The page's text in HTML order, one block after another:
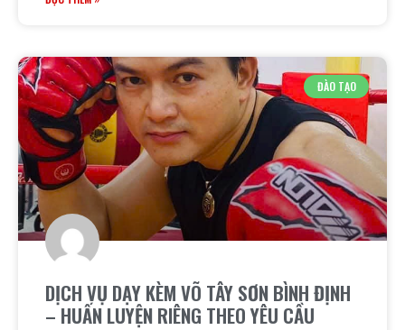
ĐÀO TẠO
DỊCH VỤ DẠY KÈM VÕ TÂY SƠN BÌNH ĐỊNH
– HUẤN LUYỆN RIÊNG THEO YÊU CẦU